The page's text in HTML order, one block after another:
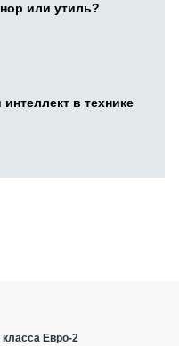
или утиль?
в технике
Евро-2